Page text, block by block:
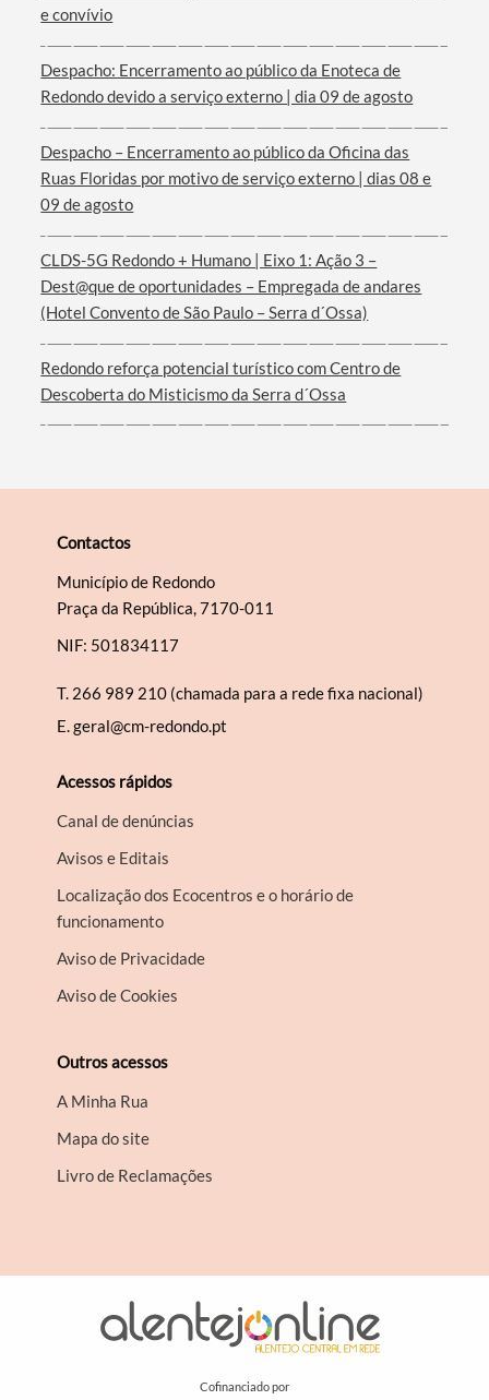
Filtros
e convívio
Despacho: Encerramento ao público da Enoteca de
Redondo devido a serviço externo | dia 09 de agosto
Despacho – Encerramento ao público da Oficina das
Ruas Floridas por motivo de serviço externo | dias 08 e
09 de agosto
CLDS-5G Redondo + Humano | Eixo 1: Ação 3 –
Dest@que de oportunidades – Empregada de andares
(Hotel Convento de São Paulo – Serra d´Ossa)
Redondo reforça potencial turístico com Centro de
Descoberta do Misticismo da Serra d´Ossa
Contactos
Município de Redondo
Praça da República, 7170-011
NIF: 501834117
T. 266 989 210 (chamada para a rede fixa nacional)
E.geral@cm-redondo.pt
Acessos rápidos
Canal de denúncias
Avisos e Editais
Localização dos Ecocentros e o horário de
funcionamento
Aviso de Privacidade
Aviso de Cookies
Outros acessos
A Minha Rua
Mapa do site
Livro de Reclamações
Cofinanciado por